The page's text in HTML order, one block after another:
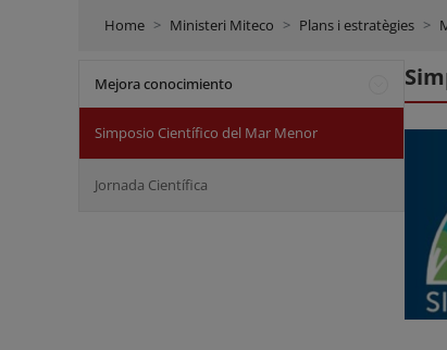
Home Ministeri Miteco Plans i estratègies
Mejora conocimiento
Simposio Científico del Mar Menor
Jornada Científica